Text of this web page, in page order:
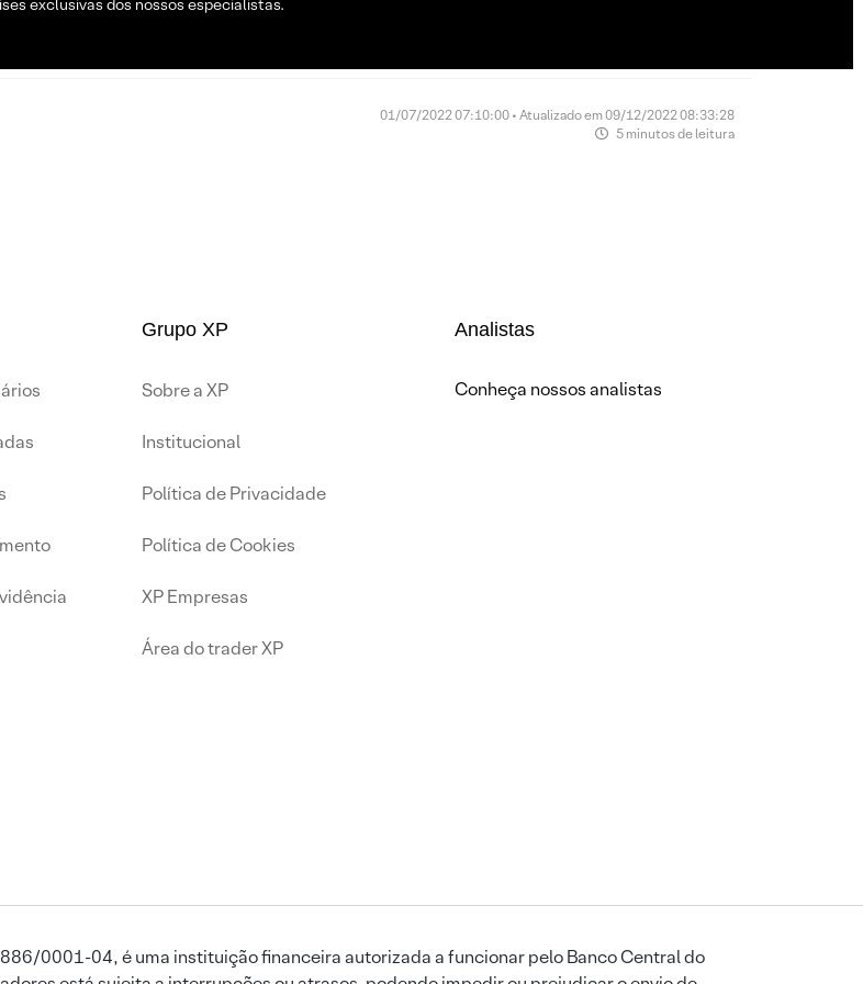
exclusivas dos nossos especialistas.
01/07/2022 07:10:00 • Atualizado em 09/12/2022 08:33:28
5 minutos de leitura
Grupo XP
Sobre a XP
Institucional
Política de Privacidade
Política de Cookies
XP Empresas
Área do trader XP
Analistas
Conheça nossos analistas
0001-04, é uma instituição financeira autorizada a funcionar pelo Banco Central do